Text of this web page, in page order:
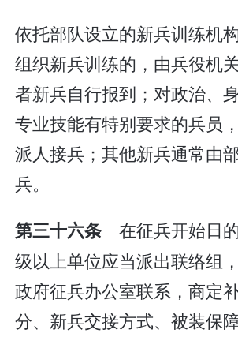
依托部队设立的新兵训练机
组织新兵训练的，由兵役机
者新兵自行报到；对政治、
专业技能有特别要求的兵员
派人接兵；其他新兵通常由
兵。
第三十六条 在征兵开始日
级以上单位应当派出联络组
政府征兵办公室联系，商定
分、新兵交接方式、被装保